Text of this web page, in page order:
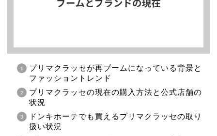
プリマクラッセが再ブームになっている背景と
ファッショントレンド
プリマクラッセの現在の購入方法と公式店舗の
状況
ドンキホーテでも買えるプリマクラッセの取り
扱い状況